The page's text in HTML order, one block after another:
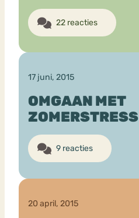
22 reacties
17 juni, 2015
OMGAAN MET
ZOMERSTRESS
9 reacties
20 april, 2015